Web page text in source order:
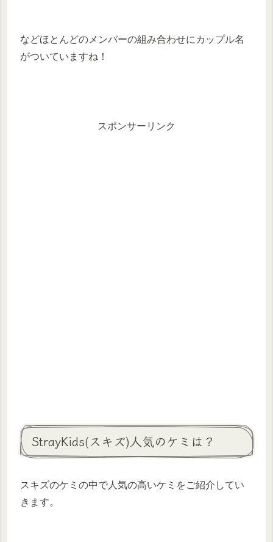
などほとんどのメンバーの組み合わせにカップル名
がついていますね！
スポンサーリンク
StrayKids(スキズ)人気のケミは？
スキズのケミの中で人気の高いケミをご紹介してい
きます。